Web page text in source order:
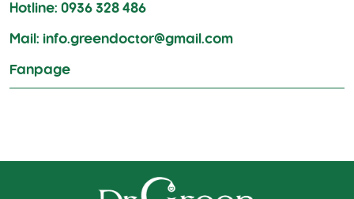
Hotline: 0936 328 486
Mail: info.greendoctor@gmail.com
Fanpage